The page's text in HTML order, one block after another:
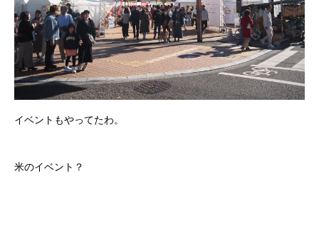
イベントもやってたわ。
米のイベント？